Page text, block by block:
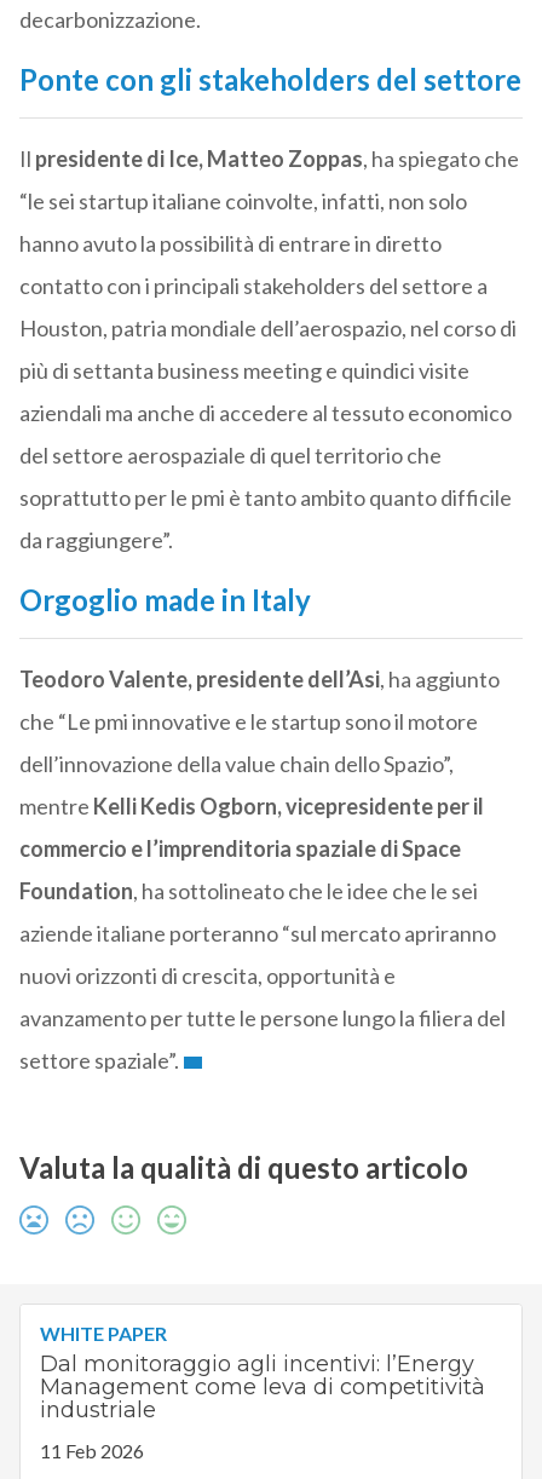
decarbonizzazione.
Ponte con gli stakeholders del settore
Il presidente di Ice, Matteo Zoppas, ha spiegato che
“le sei startup italiane coinvolte, infatti, non solo
hanno avuto la possibilità di entrare in diretto
contatto con i principali stakeholders del settore a
Houston, patria mondiale dell’aerospazio, nel corso di
più di settanta business meeting e quindici visite
aziendali ma anche di accedere al tessuto economico
del settore aerospaziale di quel territorio che
soprattutto per le pmi è tanto ambito quanto difficile
da raggiungere”.
Orgoglio made in Italy
Teodoro Valente, presidente dell’Asi, ha aggiunto
che “Le pmi innovative e le startup sono il motore
dell’innovazione della value chain dello Spazio”,
mentre Kelli Kedis Ogborn, vicepresidente per il
commercio e l’imprenditoria spaziale di Space
Foundation, ha sottolineato che le idee che le sei
aziende italiane porteranno “sul mercato apriranno
nuovi orizzonti di crescita, opportunità e
avanzamento per tutte le persone lungo la filiera del
settore spaziale”.
Valuta la qualità di questo articolo
WHITE PAPER
Dal monitoraggio agli incentivi: l’Energy
Management come leva di competitività
industriale
11 Feb 2026